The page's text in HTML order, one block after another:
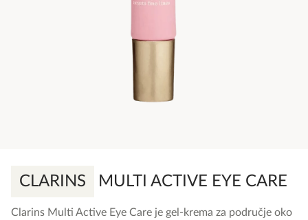
CLARINS MULTI ACTIVE EYE CARE
Clarins Multi Active Eye Care je gel-krema za područje oko